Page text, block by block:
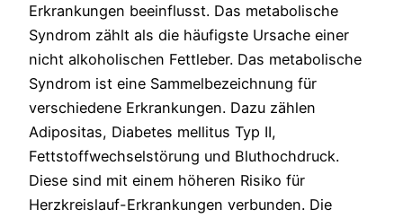
Erkrankungen beeinflusst. Das metabolische
Syndrom zählt als die häufigste Ursache einer
nicht alkoholischen Fettleber. Das metabolische
Syndrom ist eine Sammelbezeichnung für
verschiedene Erkrankungen. Dazu zählen
Adipositas, Diabetes mellitus Typ II,
Fettstoffwechselstörung und Bluthochdruck.
Diese sind mit einem höheren Risiko für
Herzkreislauf-Erkrankungen verbunden. Die